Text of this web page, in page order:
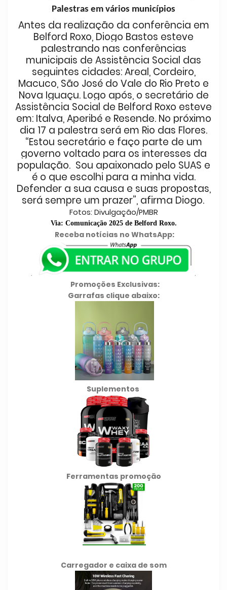
Palestras em vários municípios
Antes da realização da conferência em
Belford Roxo, Diogo Bastos esteve
palestrando nas conferências
municipais de Assistência Social das
seguintes cidades: Areal, Cordeiro,
Macuco, São José do Vale do Rio Preto e
Nova Iguaçu. Logo após, o secretário de
Assistência Social de Belford Roxo esteve
em: Italva, Aperibé e Resende. No próximo
dia 17 a palestra será em Rio das Flores.
“Estou secretário e faço parte de um
governo voltado para os interesses da
população. Sou apaixonado pelo SUAS e
é o que escolhi para a minha vida.
Defender a sua causa e suas propostas,
será sempre um prazer”, afirma Diogo.
Fotos: Divulgação/PMBR
Via: Comunicação 2025 de Belford Roxo.
Receba notícias no WhatsApp:
.
.
Promoções Exclusivas:
Garrafas clique abaixo:
Suplementos
Ferramentas promoção
Carregador e caixa de som